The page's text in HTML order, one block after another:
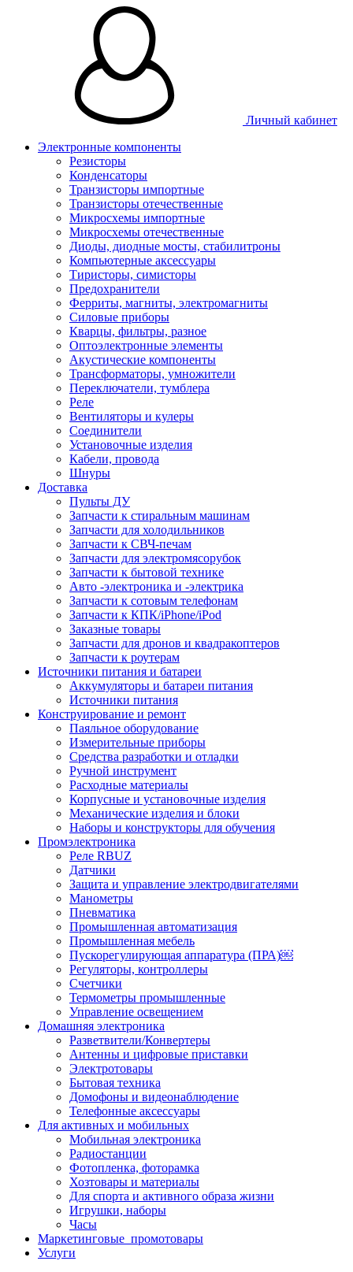
Личный кабинет
Электронные компоненты
Резисторы
Конденсаторы
Транзисторы импортные
Транзисторы отечественные
Микросхемы импортные
Микросхемы отечественные
Диоды, диодные мосты, стабилитроны
Компьютерные аксессуары
Тиристоры, симисторы
Предохранители
Ферриты, магниты, электромагниты
Силовые приборы
Кварцы, фильтры, разное
Оптоэлектронные элементы
Акустические компоненты
Трансформаторы, умножители
Переключатели, тумблера
Реле
Вентиляторы и кулеры
Соединители
Установочные изделия
Кабели, провода
Шнуры
Доставка
Пульты ДУ
Запчасти к стиральным машинам
Запчасти для холодильников
Запчасти к СВЧ-печам
Запчасти для электромясорубок
Запчасти к бытовой технике
Авто -электроника и -электрика
Запчасти к сотовым телефонам
Запчасти к КПК/iPhone/iPod
Заказные товары
Запчасти для дронов и квадракоптеров
Запчасти к роутерам
Источники питания и батареи
Аккумуляторы и батареи питания
Источники питания
Конструирование и ремонт
Паяльное оборудование
Измерительные приборы
Средства разработки и отладки
Ручной инструмент
Расходные материалы
Корпусные и установочные изделия
Механические изделия и блоки
Наборы и конструкторы для обучения
Промэлектроника
Реле RBUZ
Датчики
Защита и управление электродвигателями
Манометры
Пневматика
Промышленная автоматизация
Промышленная мебель
Пускорегулирующая аппаратура (ПРА)￼
Регуляторы, контроллеры
Счетчики
Термометры промышленные
Управление освещением
Домашняя электроника
Разветвители/Конвертеры
Антенны и цифровые приставки
Электротовары
Бытовая техника
Домофоны и видеонаблюдение
Телефонные аксессуары
Для активных и мобильных
Мобильная электроника
Радиостанции
Фотопленка, фоторамка
Хозтовары и материалы
Для спорта и активного образа жизни
Игрушки, наборы
Часы
Маркетинговые_промотовары
Услуги